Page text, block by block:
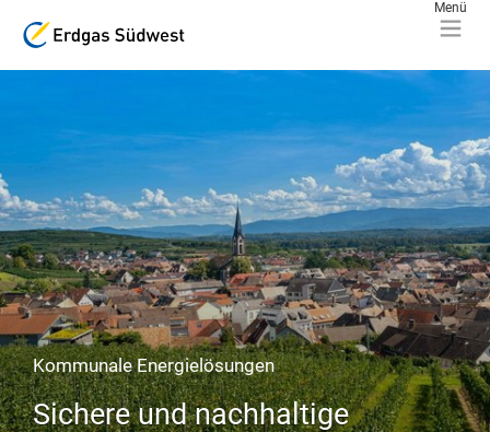
Kommunale Energielösungen
Sichere und nachhaltige